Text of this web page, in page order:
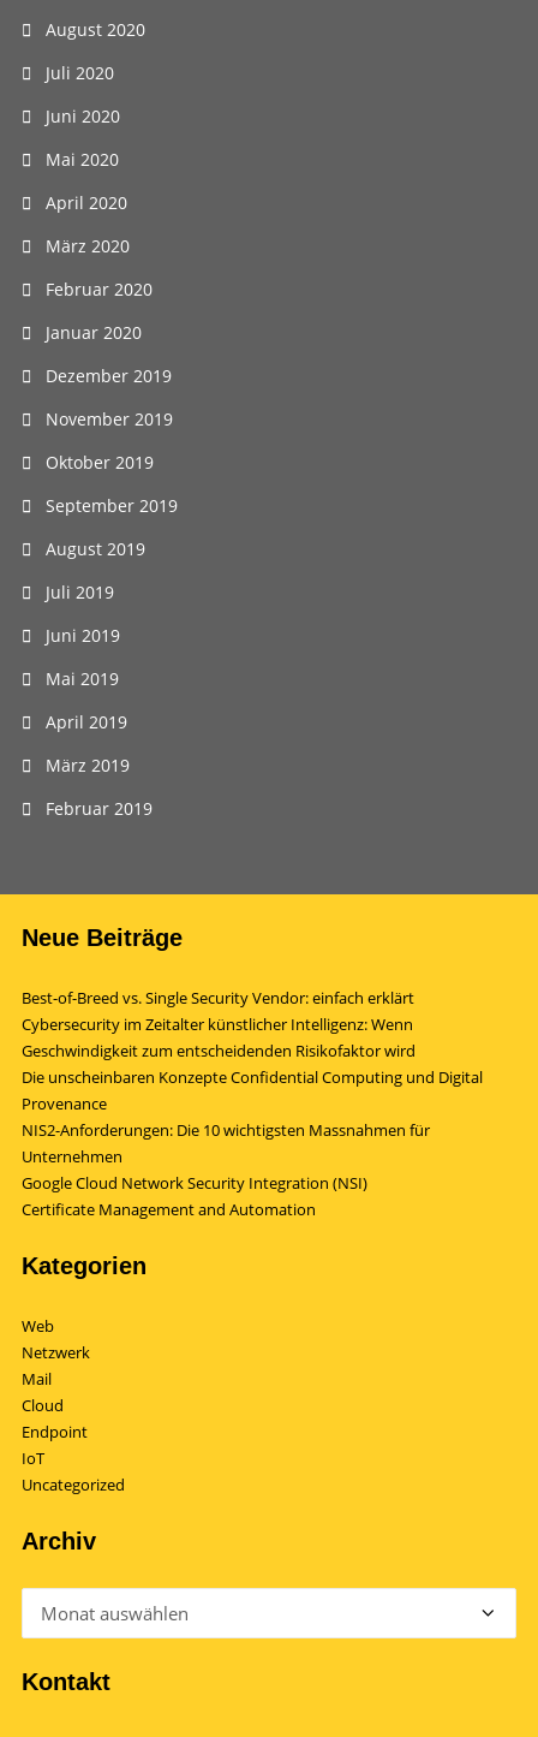
August 2020
Juli 2020
Juni 2020
Mai 2020
April 2020
März 2020
Februar 2020
Januar 2020
Dezember 2019
November 2019
Oktober 2019
September 2019
August 2019
Juli 2019
Juni 2019
Mai 2019
April 2019
März 2019
Februar 2019
Neue Beiträge
Best-of-Breed vs. Single Security Vendor: einfach erklärt
Cybersecurity im Zeitalter künstlicher Intelligenz: Wenn
Geschwindigkeit zum entscheidenden Risikofaktor wird
Die unscheinbaren Konzepte Confidential Computing und Digital
Provenance
NIS2-Anforderungen: Die 10 wichtigsten Massnahmen für
Unternehmen
Google Cloud Network Security Integration (NSI)
Certificate Management and Automation
Kategorien
Web
Netzwerk
Mail
Cloud
Endpoint
IoT
Uncategorized
Archiv
Kontakt